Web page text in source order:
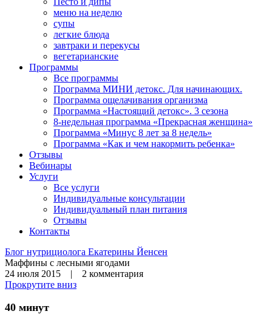
меню на неделю
супы
легкие блюда
завтраки и перекусы
вегетарианские
Программы
Все программы
Программа МИНИ детокс. Для начинающих.
Программа ощелачивания организма
Программа «Настоящий детокс». 3 сезона
8-недельная программа «Прекрасная женщина»
Программа «Минус 8 лет за 8 недель»
Программа «Как и чем накормить ребенка»
Отзывы
Вебинары
Услуги
Все услуги
Индивидуальные консультации
Индивидуальный план питания
Отзывы
Контакты
Блог нутрициолога Екатерины Йенсен
Маффины с лесными ягодами
24 июля 2015 | 2 комментария
Прокрутите вниз
40 минут